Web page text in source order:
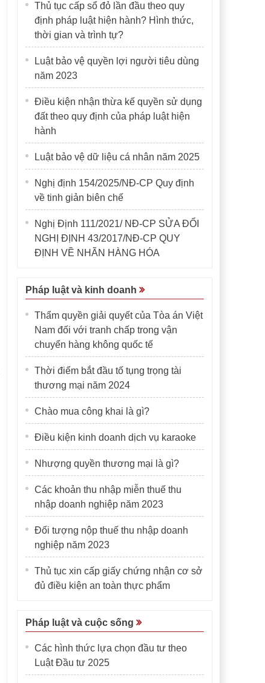
Thủ tục cấp sổ đỏ lần đầu theo quy
định pháp luật hiện hành? Hình thức,
thời gian và trình tự?
Luật bảo vệ quyền lợi người tiêu dùng
năm 2023
Điều kiện nhận thừa kế quyền sử dụng
đất theo quy định của pháp luật hiện
hành
Luật bảo vệ dữ liệu cá nhân năm 2025
Nghị định 154/2025/NĐ-CP Quy định
về tinh giản biên chế
Nghị Định 111/2021/ NĐ-CP SỬA ĐỔI
NGHỊ ĐỊNH 43/2017/NĐ-CP QUY
ĐỊNH VỀ NHÃN HÀNG HÓA
Pháp luật và kinh doanh
Thẩm quyền giải quyết của Tòa án Việt
Nam đối với tranh chấp trong vận
chuyển hàng không quốc tế
Thời điểm bắt đầu tố tụng trọng tài
thương mại năm 2024
Chào mua công khai là gì?
Điều kiện kinh doanh dịch vụ karaoke
Nhượng quyền thương mại là gì?
Các khoản thu nhập miễn thuế thu
nhập doanh nghiệp năm 2023
Đối tượng nộp thuế thu nhập doanh
nghiệp năm 2023
Thủ tục xin cấp giấy chứng nhận cơ sở
đủ điều kiện an toàn thực phẩm
Pháp luật và cuộc sống
Các hình thức lựa chọn đầu tư theo
Luật Đầu tư 2025